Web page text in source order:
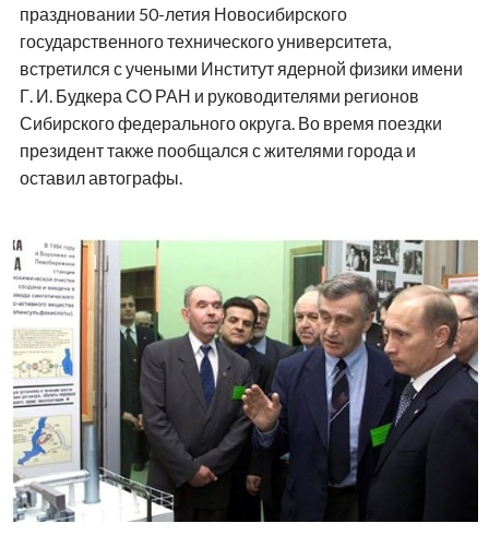
праздновании 50-летия Новосибирского
государственного технического университета,
встретился с учеными Институт ядерной физики имени
Г. И. Будкера СО РАН и руководителями регионов
Сибирского федерального округа. Во время поездки
президент также пообщался с жителями города и
оставил автографы.